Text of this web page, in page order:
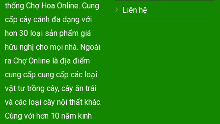
thống Chợ Hoa Online. Cung
cấp cây cảnh đa dạng với
hơn 30 loại sản phẩm giá
hữu nghị cho mọi nhà. Ngoài
ra Chợ Online là địa điểm
cung cấp cung cấp các loại
vật tư trồng cây, cây ăn trái
và các loại cây nội thất khác.
Cùng với hơn 10 năm kinh
Liên hệ